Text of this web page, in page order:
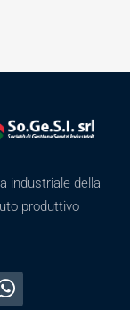
industriale della
produttivo